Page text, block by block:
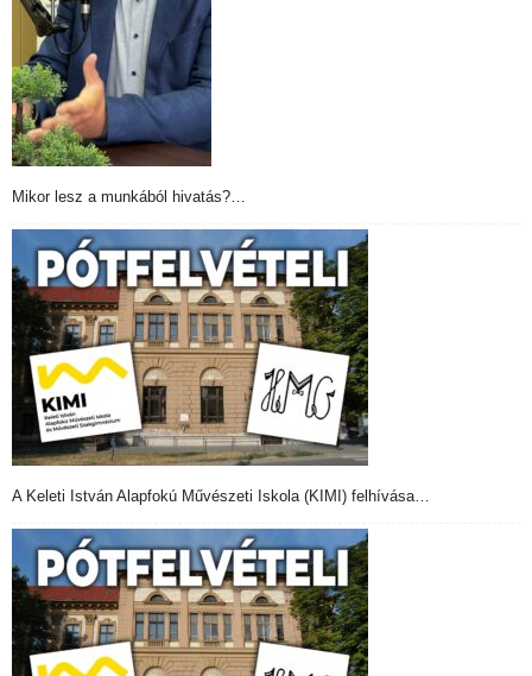
Mikor lesz a munkából hivatás?…
A Keleti István Alapfokú Művészeti Iskola (KIMI) felhívása…